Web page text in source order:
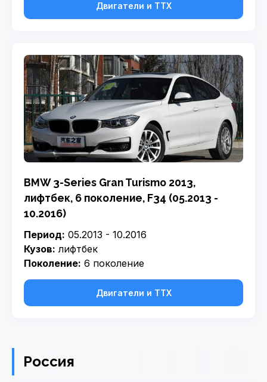
Двигатели и ТТХ
BMW 3-Series Gran Turismo 2013,
лифтбек, 6 поколение, F34 (05.2013 -
10.2016)
Период: 05.2013 - 10.2016
Кузов: лифтбек
Поколение: 6 поколение
Двигатели и ТТХ
Россия